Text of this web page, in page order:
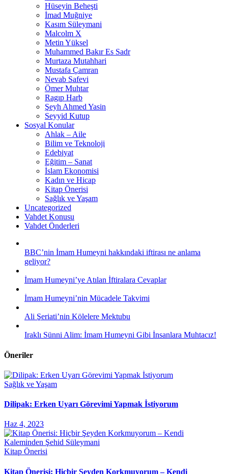
Hüseyin Beheşti
İmad Muğniye
Kasım Süleymani
Malcolm X
Metin Yüksel
Muhammed Bakır Es Sadr
Murtaza Mutahhari
Mustafa Çamran
Nevab Safevi
Ömer Muhtar
Ragıp Harb
Şeyh Ahmed Yasin
Seyyid Kutup
Sosyal Konular
Ahlak – Aile
Bilim ve Teknoloji
Edebiyat
Eğitim – Sanat
İslam Ekonomisi
Kadın ve Hicap
Kitap Önerisi
Sağlık ve Yaşam
Uncategorized
Vahdet Konusu
Vahdet Önderleri
BBC’nin İmam Humeyni hakkındaki iftirası ne anlama
geliyor?
İmam Humeyni’ye Atılan İftiralara Cevaplar
İmam Humeyni’nin Mücadele Takvimi
Ali Şeriati’nin Kölelere Mektubu
Iraklı Sünni Alim: İmam Humeyni Gibi İnsanlara Muhtacız!
Öneriler
Sağlık ve Yaşam
Dilipak: Erken Uyarı Görevimi Yapmak İstiyorum
Haz 4, 2023
Kitap Önerisi
Kitap Önerisi: Hiçbir Şeyden Korkmuyorum – Kendi